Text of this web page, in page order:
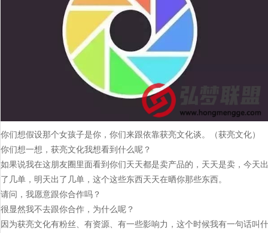
你们想假设那个女孩子是你，你们来跟依靠获亮文化谈。（获亮文化）
你们想一想，获亮文化我想看到什么呢？
如果说我在这朋友圈里面看到你们天天都是卖产品的，天天是卖，今天出
了几单，明天出了几单，这个这些东西天天在晒你那些东西。
请问，我愿意跟你合作吗？
很显然我不去跟你合作，为什么呢？
因为获亮文化有粉丝、有资源、有一些影响力，这个时候我有一句话叫什